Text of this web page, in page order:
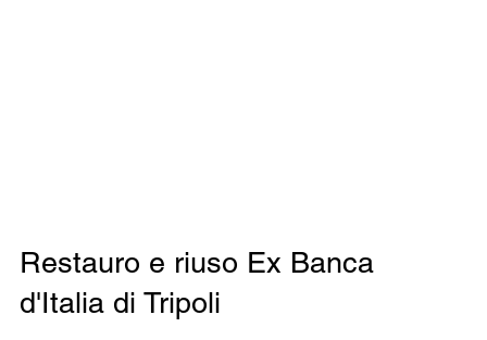
Restauro e riuso Ex Banca
d'Italia di Tripoli